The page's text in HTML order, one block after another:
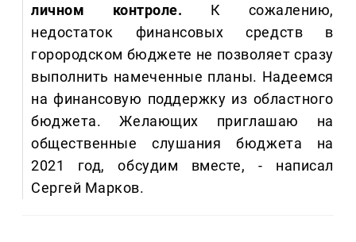
личном контроле. К сожалению,
недостаток финансовых средств в
горородском бюджете не позволяет сразу
выполнить намеченные планы. Надеемся
на финансовую поддержку из областного
бюджета. Желающих приглашаю на
общественные слушания бюджета на
2021 год, обсудим вместе, - написал
Сергей Марков.